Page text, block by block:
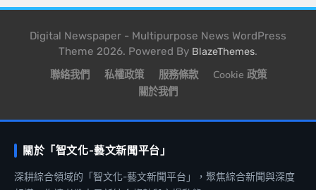
Digital Newspaper - Multipurpose News WordPress
Theme 2026. Powered By BlazeThemes.
聯絡我們 私權政策 服務條款
Cookie 政策
關於我們
關於「智文化-藝文新聞平台」
深耕綜合領域的「智文化-藝文新聞平台」，聚焦綜合新聞與深度